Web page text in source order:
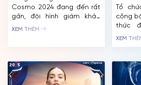
MCO
ĐỐI TÁC
Cosmo 2024 đang đến rất
gần, đội hình giám khảo
của cuộc thi cũng dần
khảo tiếp theo được gọi
tên là Hoa hậu Hoàn vũ
Việt Nam 2017, Top 5 Miss
XEM THÊM
Tổ
công
thức
người
2025.
đồng
khấu
XEM